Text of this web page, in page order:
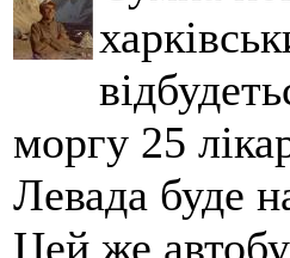
моргу 25
Левада буде
Цей же